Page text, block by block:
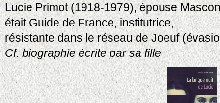
Lucie Primot (1918-1979), épouse
était Guide de France, institutrice,
résistante dans le réseau de Joeuf
Cf. biographie écrite par sa fille